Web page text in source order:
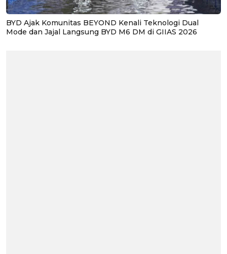
BYD Ajak Komunitas BEYOND Kenali Teknologi Dual
Mode dan Jajal Langsung BYD M6 DM di GIIAS 2026